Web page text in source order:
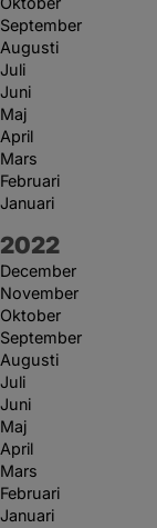
September
Augusti
Juli
Juni
Maj
April
Mars
Februari
Januari
År:
2022
December
November
Oktober
September
Augusti
Juli
Juni
Maj
April
Mars
Februari
Januari